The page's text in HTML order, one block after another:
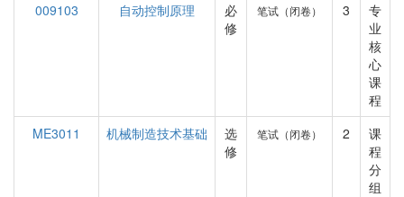
009103
自动控制原理
必
修
笔试（闭卷） 3
专
业
核
心
课
程
ME3011
机械制造技术基础
选
修
笔试（闭卷） 2
课
程
分
组